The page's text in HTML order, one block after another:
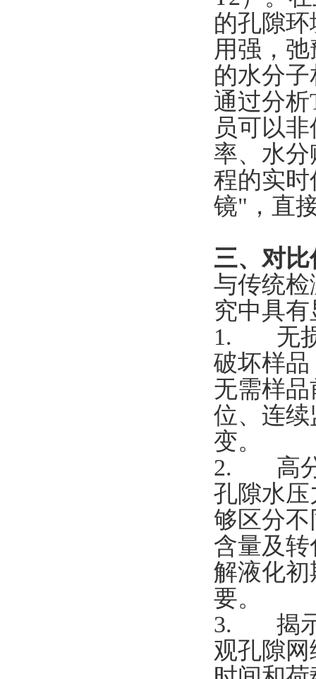
的孔隙
用强，
的水分
通过分
员可以
率、水
程的实
镜"，直
三、对
与传统
究中具
1. 无损
破坏样
无需样
位、连
变。
2. 高分
孔隙水
够区分
含量及
解液化
要。
3. 揭示
观孔隙